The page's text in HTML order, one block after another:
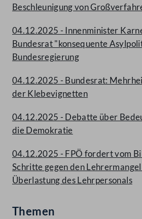
Beschleunigung von
04.12.2025 - Innenminister
Bundesrat "konsequente
Bundesregierung
04.12.2025 - Bundesrat:
der Klebevignetten
04.12.2025 - Debatte über
die Demokratie
04.12.2025 - FPÖ fordert vom
Schritte gegen den
Überlastung des Lehrpersonals
Themen